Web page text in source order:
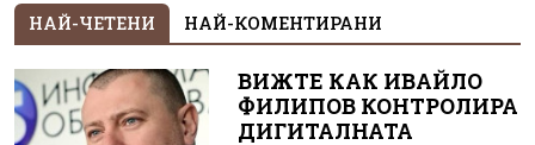
НАЙ-ЧЕТЕНИ НАЙ-КОМЕНТИРАНИ
ВИЖТЕ КАК ИВАЙЛО
ФИЛИПОВ КОНТРОЛИРА
ДИГИТАЛНАТА